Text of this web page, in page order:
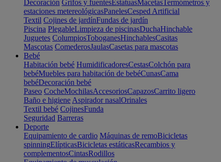
Decoración Grifos y fuentesEstatuasMacetasTermómetros y
estaciones metereológicasPanelesCesped Artificial
Textil Cojines de jardínFundas de jardín
Piscina PlegableLimpieza de piscinasDuchaHinchable
Juguetes ColumpiosToboganesHinchablesCasitas
Mascotas ComederosJaulasCasetas para mascotas
Bebé
Habitación bebé HumidificadoresCestasColchón para
bebéMuebles para habitación de bebéCunasCama
bebéDecoración bebé
Paseo CocheMochilasAccesoriosCapazosCarrito ligero
Baño e higiene Aspirador nasalOrinales
Textil bebé CojinesFunda
Seguridad Barreras
Deporte
Equipamiento de cardio Máquinas de remoBicicletas
spinningElípticasBicicletas estáticasRecambios y
complementosCintasRodillos